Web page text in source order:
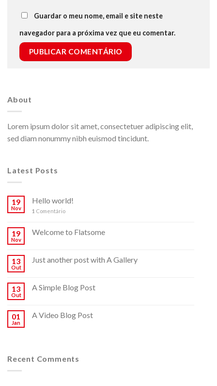
Guardar o meu nome, email e site neste
navegador para a próxima vez que eu comentar.
About
Lorem ipsum dolor sit amet, consectetuer adipiscing elit,
sed diam nonummy nibh euismod tincidunt.
Latest Posts
19
Nov
Hello world!
1 Comentário
19
Nov
Welcome to Flatsome
13
Out
Just another post with A Gallery
13
Out
A Simple Blog Post
01
Jan
A Video Blog Post
Recent Comments